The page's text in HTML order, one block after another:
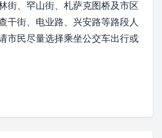
街、罕山街、札萨克图桥及市区
干街、电业路、兴安路等路段人
市民尽量选择乘坐公交车出行或